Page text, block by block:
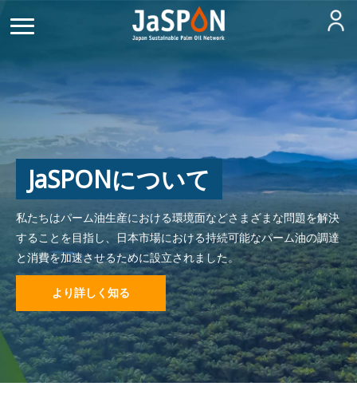
JaSPONについて
私たちはパーム油生産における環境面などさまざまな問題を解決
することを目指し、日本市場における持続可能なパーム油の調達
と消費を加速させるために設立されました。
より詳しく知る